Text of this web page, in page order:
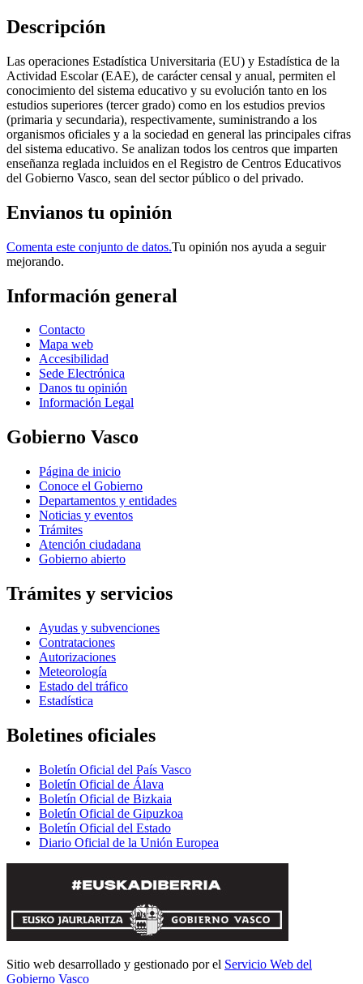
Descripción
Las operaciones Estadística Universitaria (EU) y Estadística de la
Actividad Escolar (EAE), de carácter censal y anual, permiten el
conocimiento del sistema educativo y su evolución tanto en los
estudios superiores (tercer grado) como en los estudios previos
(primaria y secundaria), respectivamente, suministrando a los
organismos oficiales y a la sociedad en general las principales cifras
del sistema educativo. Se analizan todos los centros que imparten
enseñanza reglada incluidos en el Registro de Centros Educativos
del Gobierno Vasco, sean del sector público o del privado.
Envianos tu opinión
Comenta este conjunto de datos.Tu opinión nos ayuda a seguir
mejorando.
Información general
Contacto
Mapa web
Accesibilidad
Sede Electrónica
Danos tu opinión
Información Legal
Gobierno Vasco
Página de inicio
Conoce el Gobierno
Departamentos y entidades
Noticias y eventos
Trámites
Atención ciudadana
Gobierno abierto
Trámites y servicios
Ayudas y subvenciones
Contrataciones
Autorizaciones
Meteorología
Estado del tráfico
Estadística
Boletines oficiales
Boletín Oficial del País Vasco
Boletín Oficial de Álava
Boletín Oficial de Bizkaia
Boletín Oficial de Gipuzkoa
Boletín Oficial del Estado
Diario Oficial de la Unión Europea
Sitio web desarrollado y gestionado por el Servicio Web del
Gobierno Vasco